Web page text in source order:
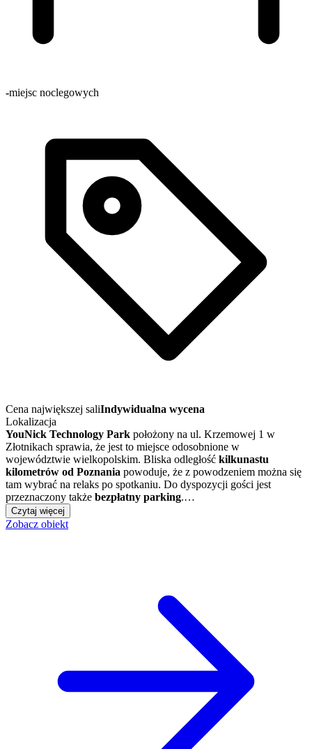
-miejsc noclegowych
Cena największej saliIndywidualna wycena
Lokalizacja
YouNick Technology Park położony na ul. Krzemowej 1 w
Złotnikach sprawia, że jest to miejsce odosobnione w
województwie wielkopolskim. Bliska odległość kilkunastu
kilometrów od Poznania powoduje, że z powodzeniem można się
tam wybrać na relaks po spotkaniu. Do dyspozycji gości jest
przeznaczony także bezpłatny parking.…
Czytaj więcej
Zobacz obiekt